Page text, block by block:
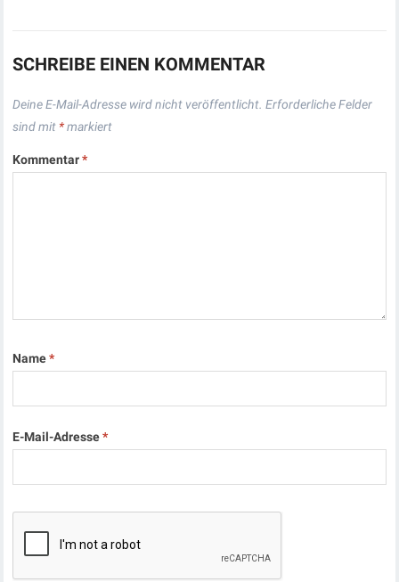
SCHREIBE EINEN KOMMENTAR
Deine E-Mail-Adresse wird nicht veröffentlicht. Erforderliche Felder
sind mit *markiert
Kommentar*
Name*
E-Mail-Adresse*